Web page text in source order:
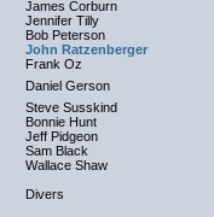
James Corburn
Jennifer Tilly
Bob Peterson
John Ratzenberger
Frank Oz
Daniel Gerson
Steve Susskind
Bonnie Hunt
Jeff Pidgeon
Sam Black
Wallace Shaw
Divers